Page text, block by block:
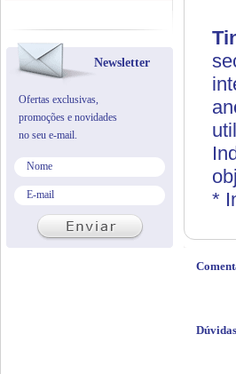
*
Dúvidas
Newsletter
Ofertas exclusivas,
promoções e novidades
no seu e-mail.